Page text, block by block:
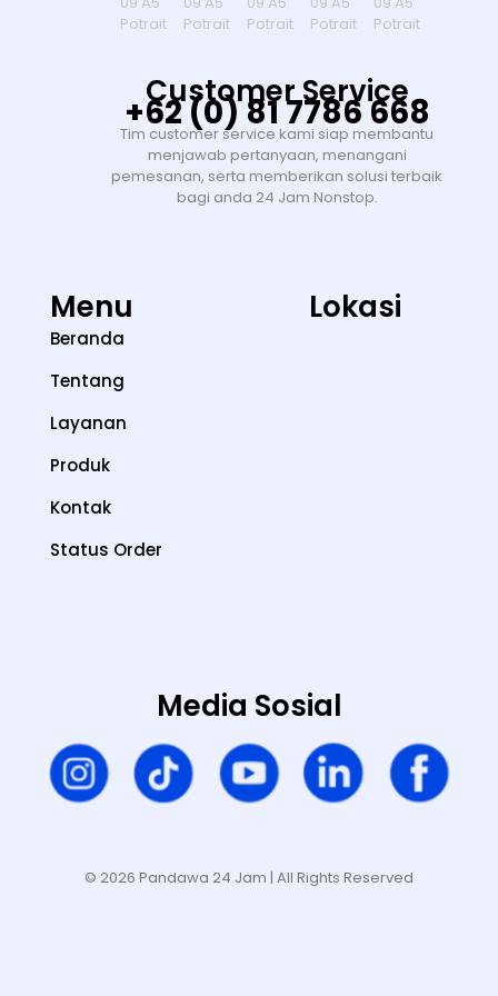
Customer Service
+62 (0) 81 7786 668
Tim customer service kami siap membantu
menjawab pertanyaan, menangani
pemesanan, serta memberikan solusi terbaik
bagi anda 24 Jam Nonstop.
Menu
Beranda
Tentang
Layanan
Produk
Kontak
Status Order
Lokasi
Media Sosial
© 2026 Pandawa 24 Jam | All Rights Reserved